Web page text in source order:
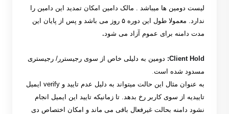
لیست دومین ها میباشد‎ . مالک دامین امکان تمدید این دامین را
ندارد.‎
معمولا طول این دوره ۵ روز می باشد و پس از پایان این
مدت دامنه برای عموم آزاد می شود.
Client Hold
: دومین به دلیلی خاص از سوی رجیسترر/ رجیستری
مسدود شده است.
به عنوان مثال این حالت میتواند به دلیل عدم تایید و verify ایمیل
تاییدیه از سوی کاربر رخ بدهد.‎ تا زمانیکه تایید این ایمیل انجام
نشود دامنه بحالت غیرفعال باقی می ماند و امکان اختصاص دی